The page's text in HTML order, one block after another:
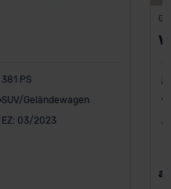
381 PS
SUV/Geländewagen
EZ: 03/2023